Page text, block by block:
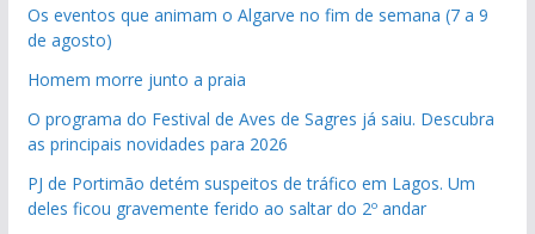
Os eventos que animam o Algarve no fim de semana (7 a 9
de agosto)
Homem morre junto a praia
O programa do Festival de Aves de Sagres já saiu. Descubra
as principais novidades para 2026
PJ de Portimão detém suspeitos de tráfico em Lagos. Um
deles ficou gravemente ferido ao saltar do 2º andar